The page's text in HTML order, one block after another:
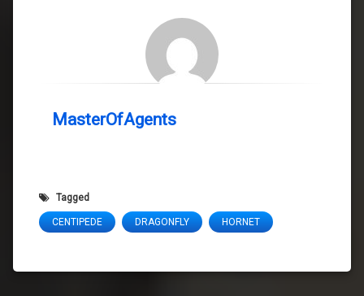
MasterOfAgents
Tagged
CENTIPEDE DRAGONFLY HORNET